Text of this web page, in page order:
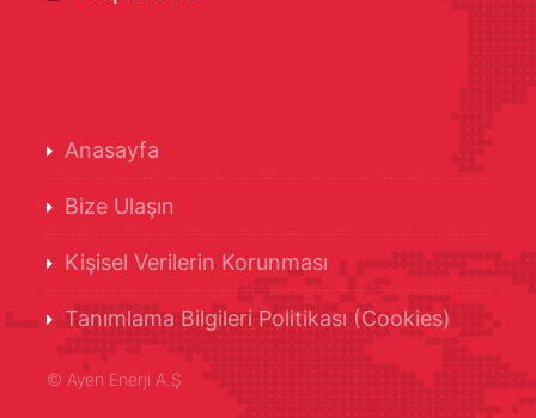
Anasayfa
Bize Ulaşın
Kişisel Verilerin Korunması
Tanımlama Bilgileri Politikası (Cookies)
© Ayen Enerji A.Ş